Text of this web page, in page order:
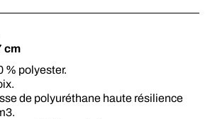
cm
% polyester.
de polyuréthane haute résilience